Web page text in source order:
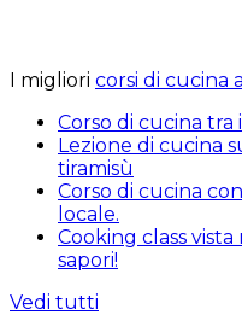
I migliori corsi di cucina
Corso di cucina
Lezione di cucina
tiramisù
Corso di cucina
locale.
Cooking class
sapori!
Vedi tutti